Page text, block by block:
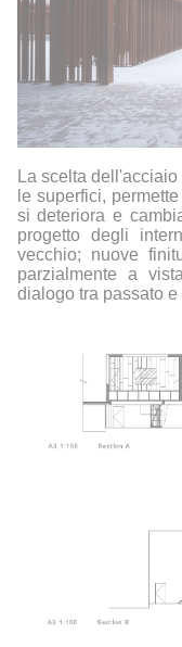
La scelta
le superfici,
si deteriora e
progetto degli
vecchio; nuove
parzialmente a
dialogo tra passato e